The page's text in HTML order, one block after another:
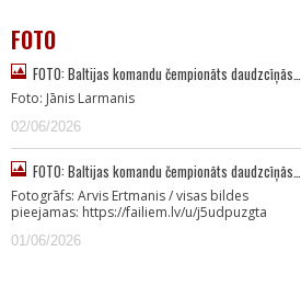
FOTO
FOTO: Baltijas komandu čempionāts daudzcīņās…
Foto: Jānis Larmanis
02/06/2026
FOTO: Baltijas komandu čempionāts daudzcīņās…
Fotogrāfs: Arvis Ertmanis / visas bildes
pieejamas: https://failiem.lv/u/j5udpuzgta
01/06/2026